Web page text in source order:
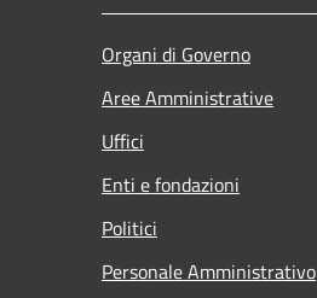
Organi di Governo
Aree Amministrative
Uffici
Enti e fondazioni
Politici
Personale Amministrativo